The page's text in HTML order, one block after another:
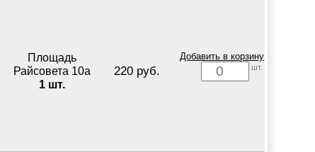
Площадь
Райсовета 10а
1 шт.
220 руб.
Добавить в корзину
шт.